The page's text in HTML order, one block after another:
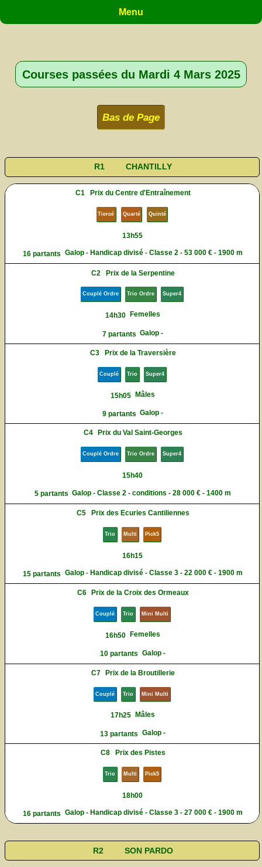
Menu
Courses passées du Mardi 4 Mars 2025
Bas de Page
R1 CHANTILLY
C1 Prix du Centre d'Entraînement
Tiercé Quarté Quinté
13h55
16 partants Galop - Handicap divisé - Classe 2 - 53 000 € - 1900 m
C2 Prix de la Serpentine
Couplé Ordre Trio Ordre Super4
14h30 Femelles
7 partants Galop -
C3 Prix de la Traversière
Couplé Trio Super4
15h05 Mâles
9 partants Galop -
C4 Prix du Val Saint-Georges
Couplé Ordre Trio Ordre Super4
15h40
5 partants Galop - Classe 2 - conditions - 28 000 € - 1400 m
C5 Prix des Ecuries Cantiliennes
Trio Multi Pick5
16h15
15 partants Galop - Handicap divisé - Classe 3 - 22 000 € - 1900 m
C6 Prix de la Croix des Ormeaux
Couplé Trio Mini Multi
16h50 Femelles
10 partants Galop -
C7 Prix de la Broutillerie
Couplé Trio Mini Multi
17h25 Mâles
13 partants Galop -
C8 Prix des Pistes
Trio Multi Pick5
18h00
16 partants Galop - Handicap divisé - Classe 3 - 27 000 € - 1900 m
R2 SON PARDO